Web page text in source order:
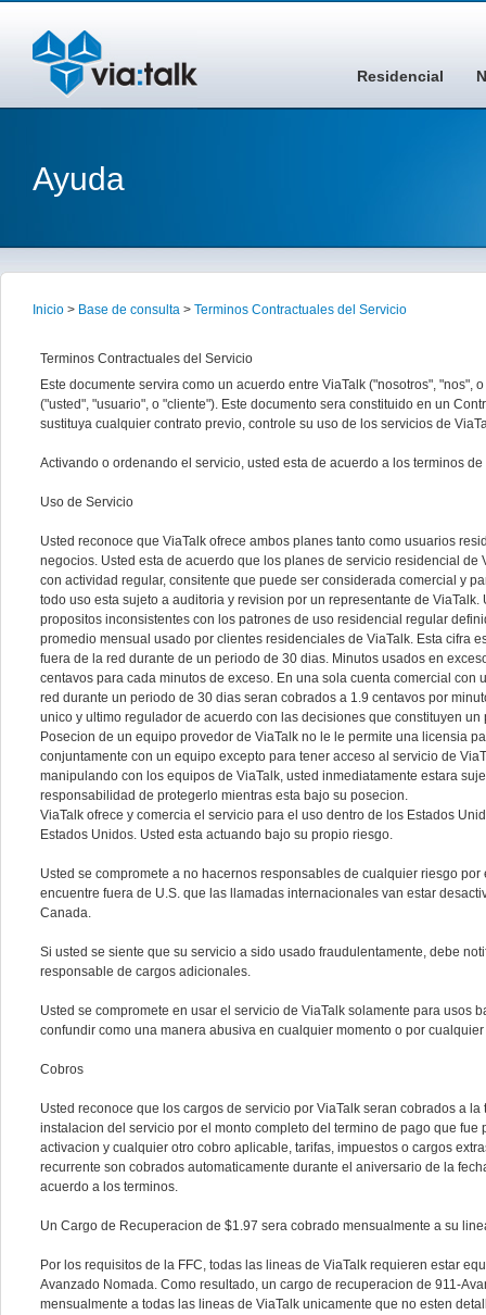
Residencial
Ayuda
Inicio > Base de consulta > Terminos Contractuales del Servicio
Terminos Contractuales del Servicio
Este documente servira como un acuerdo entre ViaTalk ("nosotros", "nos",
("usted", "usuario", o "cliente"). Este documento sera constituido en un
sustituya cualquier contrato previo, controle su uso de los servicios de
Activando o ordenando el servicio, usted esta de acuerdo a los terminos
Uso de Servicio
Usted reconoce que ViaTalk ofrece ambos planes tanto como usuarios
negocios. Usted esta de acuerdo que los planes de servicio residencial de
con actividad regular, consitente que puede ser considerada comercial y
todo uso esta sujeto a auditoria y revision por un representante de
propositos inconsistentes con los patrones de uso residencial regular
promedio mensual usado por clientes residenciales de ViaTalk. Esta cifra
fuera de la red durante de un periodo de 30 dias. Minutos usados en
centavos para cada minutos de exceso. En una sola cuenta comercial con
red durante un periodo de 30 dias seran cobrados a 1.9 centavos por
unico y ultimo regulador de acuerdo con las decisiones que constituyen
Posecion de un equipo provedor de ViaTalk no le le permite una licensia
conjuntamente con un equipo excepto para tener acceso al servicio de
manipulando con los equipos de ViaTalk, usted inmediatamente estara
responsabilidad de protegerlo mientras esta bajo su posecion.
ViaTalk ofrece y comercia el servicio para el uso dentro de los Estados
Estados Unidos. Usted esta actuando bajo su propio riesgo.
Usted se compromete a no hacernos responsables de cualquier riesgo
encuentre fuera de U.S. que las llamadas internacionales van estar
Canada.
Si usted se siente que su servicio a sido usado fraudulentamente, debe
responsable de cargos adicionales.
Usted se compromete en usar el servicio de ViaTalk solamente para usos
confundir como una manera abusiva en cualquier momento o por
Cobros
Usted reconoce que los cargos de servicio por ViaTalk seran cobrados a
instalacion del servicio por el monto completo del termino de pago que
activacion y cualquier otro cobro aplicable, tarifas, impuestos o cargos
recurrente son cobrados automaticamente durante el aniversario de la
acuerdo a los terminos.
Un Cargo de Recuperacion de $1.97 sera cobrado mensualmente a su
Por los requisitos de la FFC, todas las lineas de ViaTalk requieren estar
Avanzado Nomada. Como resultado, un cargo de recuperacion de 911-
mensualmente a todas las lineas de ViaTalk unicamente que no esten